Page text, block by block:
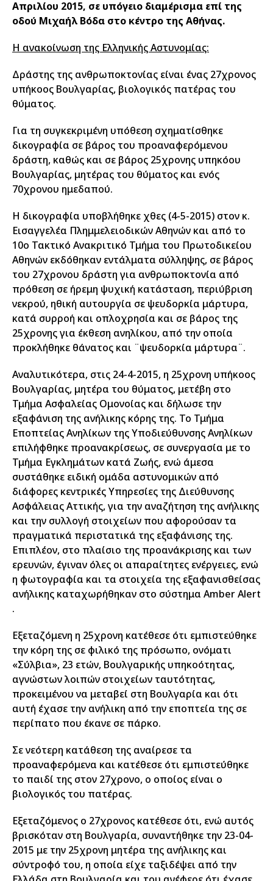
Απριλίου 2015, σε υπόγειο διαμέρισμα επί της
οδού Μιχαήλ Βόδα στο κέντρο της Αθήνας.
Η ανακοίνωση της Ελληνικής Αστυνομίας:
Δράστης της ανθρωποκτονίας είναι ένας 27χρονος
υπήκοος Βουλγαρίας, βιολογικός πατέρας του
θύματος.
Για τη συγκεκριμένη υπόθεση σχηματίσθηκε
δικογραφία σε βάρος του προαναφερόμενου
δράστη, καθώς και σε βάρος 25χρονης υπηκόου
Βουλγαρίας, μητέρας του θύματος και ενός
70χρονου ημεδαπού.
Η δικογραφία υποβλήθηκε χθες (4-5-2015) στον κ.
Εισαγγελέα Πλημμελειοδικών Αθηνών και από το
10ο Τακτικό Ανακριτικό Τμήμα του Πρωτοδικείου
Αθηνών εκδόθηκαν εντάλματα σύλληψης, σε βάρος
του 27χρονου δράστη για ανθρωποκτονία από
πρόθεση σε ήρεμη ψυχική κατάσταση, περιύβριση
νεκρού, ηθική αυτουργία σε ψευδορκία μάρτυρα,
κατά συρροή και οπλοχρησία και σε βάρος της
25χρονης για έκθεση ανηλίκου, από την οποία
προκλήθηκε θάνατος και ¨ψευδορκία μάρτυρα¨.
Αναλυτικότερα, στις 24-4-2015, η 25χρονη υπήκοος
Βουλγαρίας, μητέρα του θύματος, μετέβη στο
Τμήμα Ασφαλείας Ομονοίας και δήλωσε την
εξαφάνιση της ανήλικης κόρης της. Το Τμήμα
Εποπτείας Ανηλίκων της Υποδιεύθυνσης Ανηλίκων
επιλήφθηκε προανακρίσεως, σε συνεργασία με το
Τμήμα Εγκλημάτων κατά Ζωής, ενώ άμεσα
συστάθηκε ειδική ομάδα αστυνομικών από
διάφορες κεντρικές Υπηρεσίες της Διεύθυνσης
Ασφάλειας Αττικής, για την αναζήτηση της ανήλικης
και την συλλογή στοιχείων που αφορούσαν τα
πραγματικά περιστατικά της εξαφάνισης της.
Επιπλέον, στο πλαίσιο της προανάκρισης και των
ερευνών, έγιναν όλες οι απαραίτητες ενέργειες, ενώ
η φωτογραφία και τα στοιχεία της εξαφανισθείσας
ανήλικης καταχωρήθηκαν στο σύστημα Amber Alert
.
Εξεταζόμενη η 25χρονη κατέθεσε ότι εμπιστεύθηκε
την κόρη της σε φιλικό της πρόσωπο, ονόματι
«Σύλβια», 23 ετών, Βουλγαρικής υπηκοότητας,
αγνώστων λοιπών στοιχείων ταυτότητας,
προκειμένου να μεταβεί στη Βουλγαρία και ότι
αυτή έχασε την ανήλικη από την εποπτεία της σε
περίπατο που έκανε σε πάρκο.
Σε νεότερη κατάθεση της αναίρεσε τα
προαναφερόμενα και κατέθεσε ότι εμπιστεύθηκε
το παιδί της στον 27χρονο, ο οποίος είναι ο
βιολογικός του πατέρας.
Εξεταζόμενος ο 27χρονος κατέθεσε ότι, ενώ αυτός
βρισκόταν στη Βουλγαρία, συναντήθηκε την 23-04-
2015 με την 25χρονη μητέρα της ανήλικης και
σύντροφό του, η οποία είχε ταξιδέψει από την